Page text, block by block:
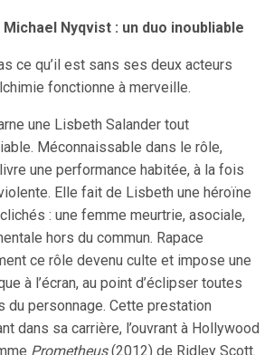
Nyqvist : un duo inoubliable
ce qu’il est sans ses deux acteurs
fonctionne à merveille.
une Lisbeth Salander tout
Méconnaissable dans le rôle,
une performance habitée, à la fois
Elle fait de Lisbeth une héroïne
: une femme meurtrie, asociale,
hors du commun. Rapace
ce rôle devenu culte et impose une
à l’écran, au point d’éclipser toutes
du personnage. Cette prestation
dans sa carrière, l’ouvrant à Hollywood
Prometheus(2012) de Ridley Scott.